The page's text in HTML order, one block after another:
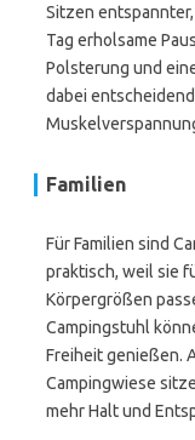
Sitzen
Tag erholsame
Polsterung und
dabei
Familien
Für Familien sind
praktisch, weil sie
Körpergrößen
Campingstuhl
Freiheit genießen.
Campingwiese
mehr Halt und